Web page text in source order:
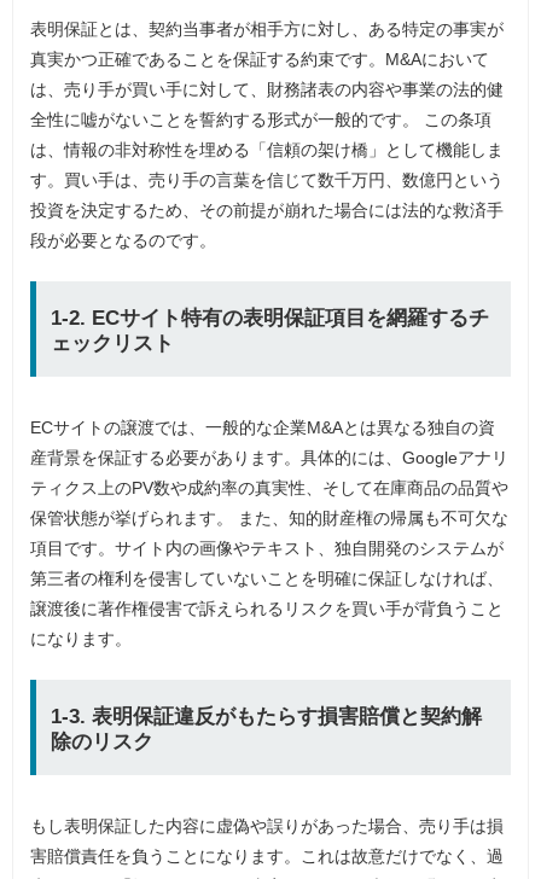
表明保証とは、契約当事者が相手方に対し、ある特定の事実が
真実かつ正確であることを保証する約束です。M&Aにおいて
は、売り手が買い手に対して、財務諸表の内容や事業の法的健
全性に嘘がないことを誓約する形式が一般的です。 この条項
は、情報の非対称性を埋める「信頼の架け橋」として機能しま
す。買い手は、売り手の言葉を信じて数千万円、数億円という
投資を決定するため、その前提が崩れた場合には法的な救済手
段が必要となるのです。
1-2. ECサイト特有の表明保証項目を網羅するチ
ェックリスト
ECサイトの譲渡では、一般的な企業M&Aとは異なる独自の資
産背景を保証する必要があります。具体的には、Googleアナリ
ティクス上のPV数や成約率の真実性、そして在庫商品の品質や
保管状態が挙げられます。 また、知的財産権の帰属も不可欠な
項目です。サイト内の画像やテキスト、独自開発のシステムが
第三者の権利を侵害していないことを明確に保証しなければ、
譲渡後に著作権侵害で訴えられるリスクを買い手が背負うこと
になります。
1-3. 表明保証違反がもたらす損害賠償と契約解
除のリスク
もし表明保証した内容に虚偽や誤りがあった場合、売り手は損
害賠償責任を負うことになります。これは故意だけでなく、過